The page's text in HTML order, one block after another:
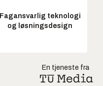
Fagansvarlig teknologi
og løsningsdesign
En tjeneste fra